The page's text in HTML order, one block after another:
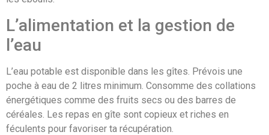
L’alimentation et la gestion de
l’eau
L’eau potable est disponible dans les gîtes. Prévois une
poche à eau de 2 litres minimum. Consomme des collations
énergétiques comme des fruits secs ou des barres de
céréales. Les repas en gîte sont copieux et riches en
féculents pour favoriser ta récupération.